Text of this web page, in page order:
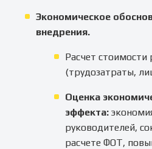
Экономическое
внедрения.
Расчет стоимости
(трудозатраты,
Оценка
эффекта:
руководителей,
расчете ФОТ,